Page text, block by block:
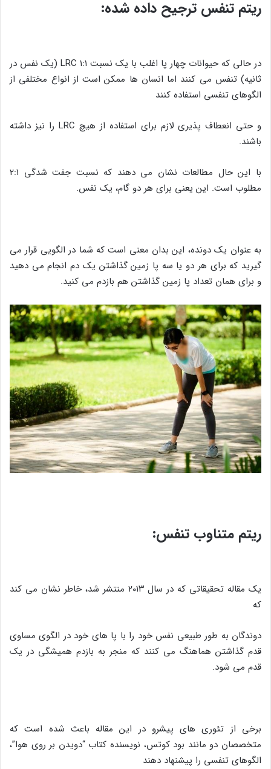
ریتم تنفس ترجیح داده شده:
در حالی که حیوانات چهار پا اغلب با یک نسبت ۱:۱ LRC (یک نفس در
ثانیه) تنفس می کنند اما انسان ها ممکن است از انواع مختلفی از
الگوهای تنفسی استفاده کنند
و حتی انعطاف پذیری لازم برای استفاده از هیچ LRC را نیز داشته
باشند.
با این حال مطالعات نشان می دهند که نسبت جفت شدگی ۲:۱
مطلوب است. این یعنی برای هر دو گام، یک نفس.
به عنوان یک دونده، این بدان معنی است که شما در الگویی قرار می
گیرید که برای هر دو یا سه پا زمین گذاشتن یک دم انجام می دهید
و برای همان تعداد پا زمین گذاشتن هم بازدم می کنید.
ریتم متناوب تنفس:
یک مقاله تحقیقاتی که در سال ۲۰۱۳ منتشر شد، خاطر نشان می کند
که
دوندگان به طور طبیعی نفس خود را با پا های خود در الگوی مساوی
قدم گذاشتن هماهنگ می کنند که منجر به بازدم همیشگی در یک
قدم می شود.
برخی از تئوری های پیشرو در این مقاله باعث شده است که
متخصصان دو مانند بود کوتس، نویسنده کتاب “دویدن بر روی هوا”،
الگوهای تنفسی را پیشنهاد دهند